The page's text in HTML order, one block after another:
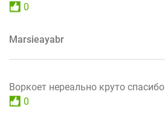
0
Marsieayabr
Воркоет нереально круто спасибо
0